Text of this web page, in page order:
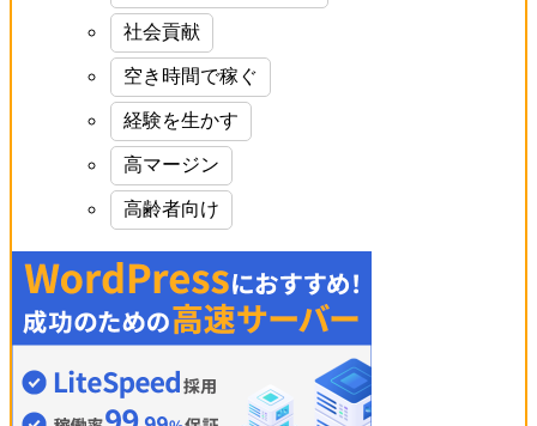
社会貢献
空き時間で稼ぐ
経験を生かす
高マージン
高齢者向け